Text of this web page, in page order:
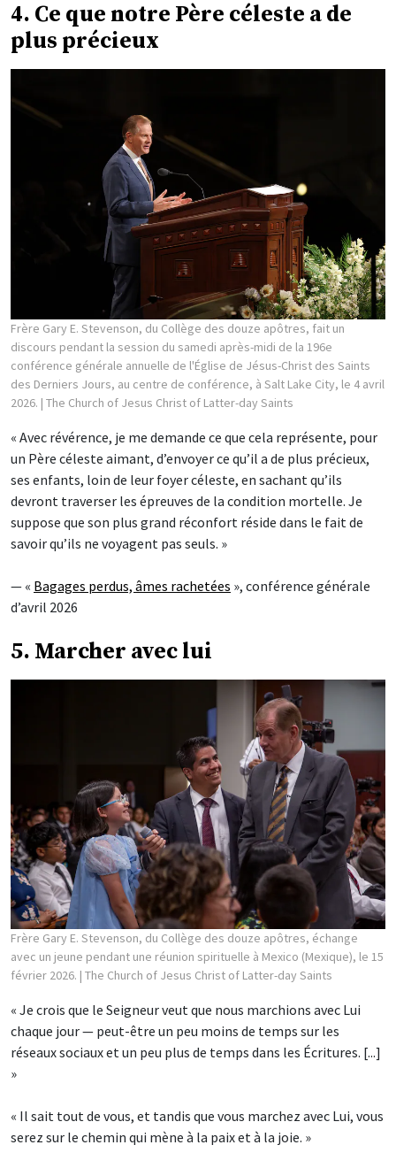
4. Ce que notre Père céleste a de
plus précieux
Frère Gary E. Stevenson, du Collège des douze apôtres, fait un
discours pendant la session du samedi après-midi de la 196e
conférence générale annuelle de l'Église de Jésus-Christ des Saints
des Derniers Jours, au centre de conférence, à Salt Lake City, le 4 avril
2026. | The Church of Jesus Christ of Latter-day Saints
« Avec révérence, je me demande ce que cela représente, pour
un Père céleste aimant, d’envoyer ce qu’il a de plus précieux,
ses enfants, loin de leur foyer céleste, en sachant qu’ils
devront traverser les épreuves de la condition mortelle. Je
suppose que son plus grand réconfort réside dans le fait de
savoir qu’ils ne voyagent pas seuls. »
— « Bagages perdus, âmes rachetées », conférence générale
d’avril 2026
5. Marcher avec lui
Frère Gary E. Stevenson, du Collège des douze apôtres, échange
avec un jeune pendant une réunion spirituelle à Mexico (Mexique), le 15
février 2026. | The Church of Jesus Christ of Latter-day Saints
« Je crois que le Seigneur veut que nous marchions avec Lui
chaque jour — peut-être un peu moins de temps sur les
réseaux sociaux et un peu plus de temps dans les Écritures. [...]
»
« Il sait tout de vous, et tandis que vous marchez avec Lui, vous
serez sur le chemin qui mène à la paix et à la joie. »